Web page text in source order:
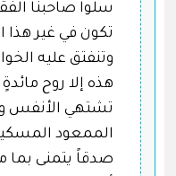
سلُوا صاحبنا
تكون في غير هذا
وتنفتق عليه
هذه إلا روح
تشتهي الأنفس
الممعود
صدقاً يتمنى بما